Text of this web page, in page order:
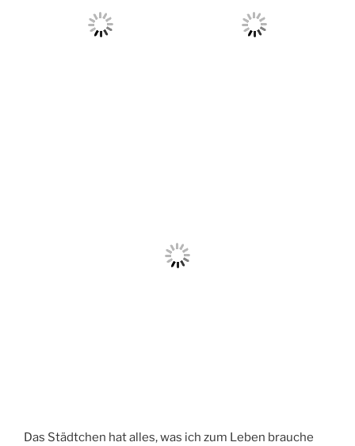
Das Städtchen hat alles, was ich zum Leben brauche